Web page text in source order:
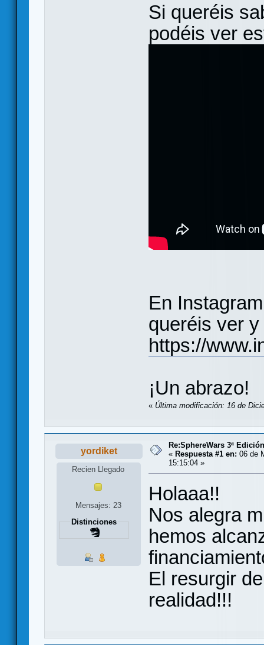
Si queréis
podéis ver
En
queréis ver
https://
¡Un abrazo!
« Última modificación: 16 de
yordiket
Recien Llegado
Mensajes: 23
Distinciones
Re:SphereWars 3ª
« Respuesta #1 en: 06 de
15:15:04 »
Holaaa!!
Nos alegra
hemos
El resurgir
realidad!!!